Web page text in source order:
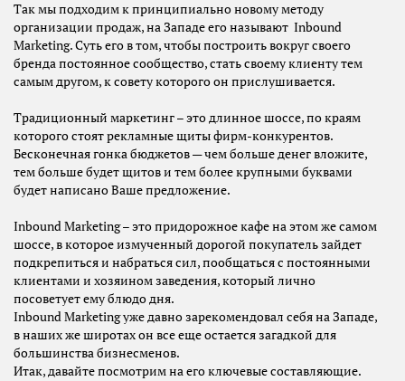
Так мы подходим к принципиально новому методу
организации продаж, на Западе его называют Inbound
Marketing. Суть его в том, чтобы построить вокруг своего
бренда постоянное сообщество, стать своему клиенту тем
самым другом, к совету которого он прислушивается.
Традиционный маркетинг – это длинное шоссе, по краям
которого стоят рекламные щиты фирм-конкурентов.
Бесконечная гонка бюджетов — чем больше денег вложите,
тем больше будет щитов и тем более крупными буквами
будет написано Ваше предложение.
Inbound Marketing – это придорожное кафе на этом же самом
шоссе, в которое измученный дорогой покупатель зайдет
подкрепиться и набраться сил, пообщаться с постоянными
клиентами и хозяином заведения, который лично
посоветует ему блюдо дня.
Inbound Marketing уже давно зарекомендовал себя на Западе,
в наших же широтах он все еще остается загадкой для
большинства бизнесменов.
Итак, давайте посмотрим на его ключевые составляющие.